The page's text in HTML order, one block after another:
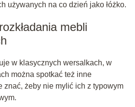
używanych na co dzień jako łóżko.
mebli
w klasycznych wersalkach, w
można spotkać też inne
znać, żeby nie mylić ich z typowym